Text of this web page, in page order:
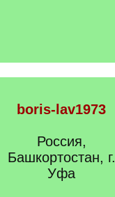
boris-lav1973
Россия,
Башкортостан, г.
Уфа